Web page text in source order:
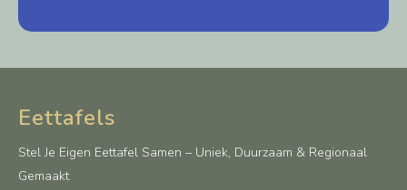
Eettafels
Stel Je Eigen Eettafel Samen – Uniek, Duurzaam & Regionaal
Gemaakt